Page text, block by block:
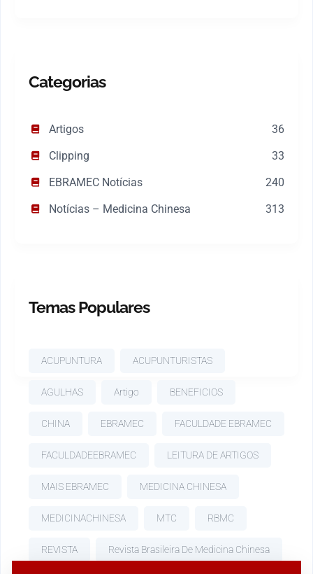
Categorias
Artigos
36
Clipping
33
EBRAMEC Notícias
240
Notícias – Medicina Chinesa
313
Temas Populares
ACUPUNTURA ACUPUNTURISTAS
AGULHAS Artigo BENEFICIOS
CHINA EBRAMEC FACULDADE EBRAMEC
FACULDADEEBRAMEC LEITURA DE ARTIGOS
MAIS EBRAMEC MEDICINA CHINESA
MEDICINACHINESA MTC RBMC
REVISTA Revista Brasileira De Medicina Chinesa